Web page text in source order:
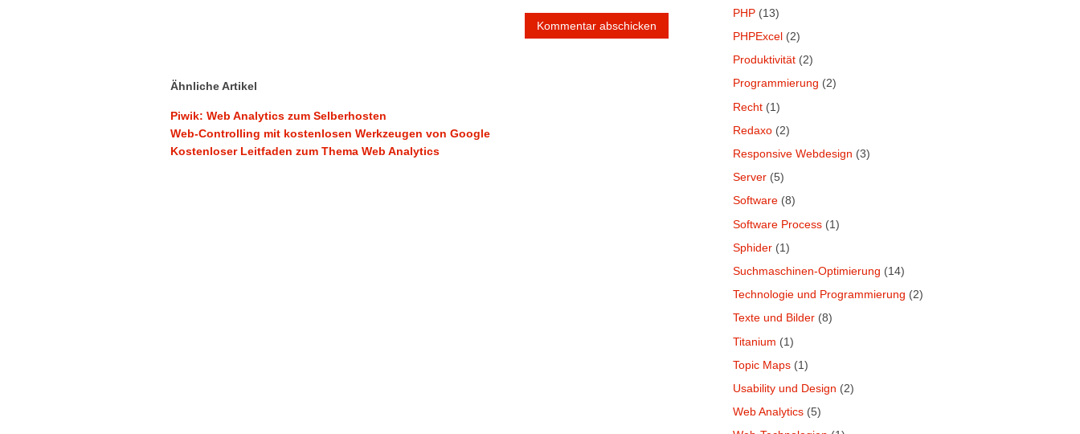
Ähnliche Artikel
Piwik: Web Analytics zum Selberhosten
Web-Controlling mit kostenlosen Werkzeugen von Google
Kostenloser Leitfaden zum Thema Web Analytics
PHP (13)
PHPExcel (2)
Produktivität (2)
Programmierung (2)
Recht (1)
Redaxo (2)
Responsive Webdesign (3)
Server (5)
Software (8)
Software Process (1)
Sphider (1)
Suchmaschinen-Optimierung (14)
Technologie und Programmierung (2)
Texte und Bilder (8)
Titanium (1)
Topic Maps (1)
Usability und Design (2)
Web Analytics (5)